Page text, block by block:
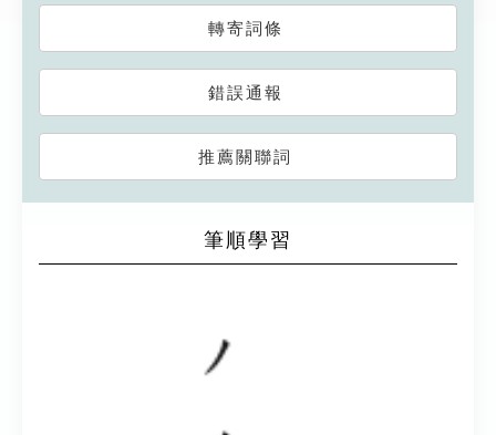
轉寄詞條
錯誤通報
推薦關聯詞
筆順學習